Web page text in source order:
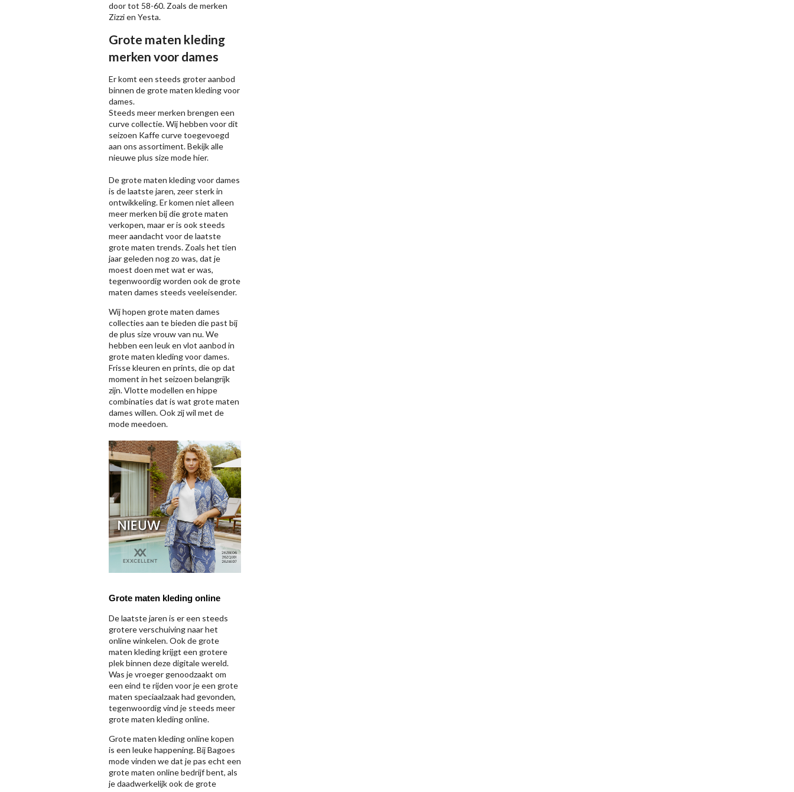
door tot 58-60. Zoals de merken
Zizzien Yesta.
Grote maten kleding
merken voor dames
Er komt een steeds groter aanbod
binnen de grote maten kleding voor
dames.
Steeds meer merken brengen een
curve collectie. Wij hebben voor dit
seizoen Kaffecurve toegevoegd
aan ons assortiment. Bekijk alle
nieuweplus size modehier.
De grote maten kleding voor dames
is de laatste jaren, zeer sterk in
ontwikkeling. Er komen niet alleen
meer merken bij die grote maten
verkopen, maar er is ook steeds
meer aandacht voor de laatste
grote maten trends. Zoals het tien
jaar geleden nog zo was, dat je
moest doen met wat er was,
tegenwoordig worden ook de grote
maten dames steeds veeleisender.
Wij hopen grote maten dames
collecties aan te bieden die past bij
de plus size vrouw van nu. We
hebben een leuk en vlot aanbod in
grote maten kleding voor dames.
Frisse kleuren en prints, die op dat
moment in het seizoen belangrijk
zijn. Vlotte modellen en hippe
combinaties dat is wat grote maten
dames willen. Ook zij wil met de
mode meedoen.
Grote maten kleding online
De laatste jaren is er een steeds
grotere verschuiving naar het
online winkelen. Ook de grote
maten kleding krijgt een grotere
plek binnen deze digitale wereld.
Was je vroeger genoodzaakt om
een eind te rijden voor je een grote
maten speciaalzaak had gevonden,
tegenwoordig vind je steeds meer
grote maten kleding online.
Grote maten kleding online kopen
is een leuke happening. Bij Bagoes
mode vinden we dat je pas echt een
grote maten online bedrijf bent, als
je daadwerkelijk ook de grote